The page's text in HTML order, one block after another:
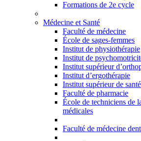
Formations de 2e cycle
Médecine et Santé
Faculté de médecine
École de sages-femmes
Institut de physiothérapie
Institut de
Institut supérieur
Institut d’ergothérapie
Institut supérieur de
Faculté de pharmacie
École de techniciens de
médicales
Faculté de médecine